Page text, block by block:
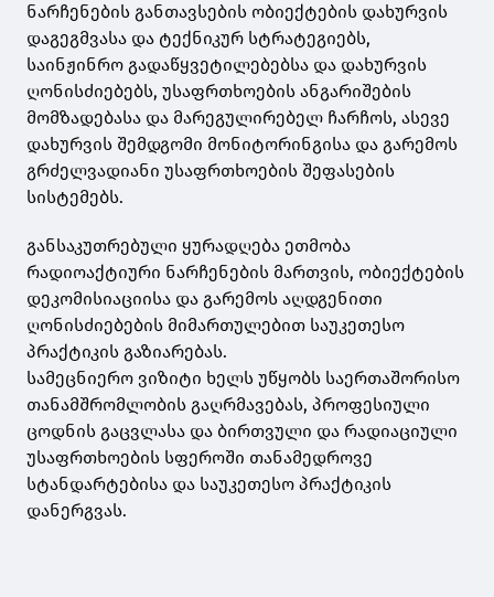
ნარჩენების განთავსების ობიექტების დახურვის
დაგეგმვასა და ტექნიკურ სტრატეგიებს,
საინჟინრო გადაწყვეტილებებსა და დახურვის
ღონისძიებებს, უსაფრთხოების ანგარიშების
მომზადებასა და მარეგულირებელ ჩარჩოს, ასევე
დახურვის შემდგომი მონიტორინგისა და გარემოს
გრძელვადიანი უსაფრთხოების შეფასების
სისტემებს.
განსაკუთრებული ყურადღება ეთმობა
რადიოაქტიური ნარჩენების მართვის, ობიექტების
დეკომისიაციისა და გარემოს აღდგენითი
ღონისძიებების მიმართულებით საუკეთესო
პრაქტიკის გაზიარებას.
სამეცნიერო ვიზიტი ხელს უწყობს საერთაშორისო
თანამშრომლობის გაღრმავებას, პროფესიული
ცოდნის გაცვლასა და ბირთვული და რადიაციული
უსაფრთხოების სფეროში თანამედროვე
სტანდარტებისა და საუკეთესო პრაქტიკის
დანერგვას.